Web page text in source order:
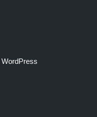
WordPress